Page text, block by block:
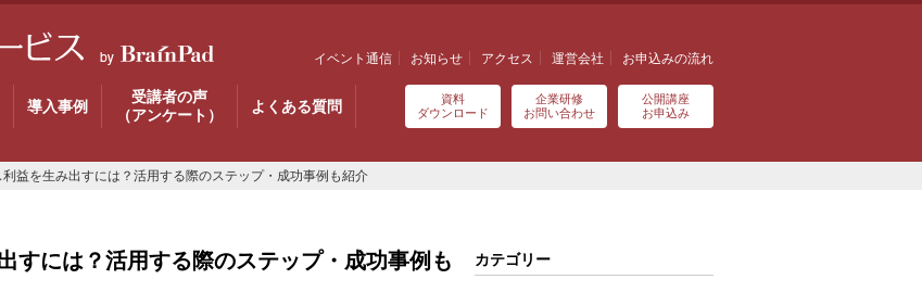
イベント通信 お知らせ アクセス 運営会社 お申込みの流れ
導入事例
受講者の声
（アンケート）
よくある質問
資料
ダウンロード
企業研修
お問い合わせ
公開講座
お申込み
益を生み出すには？活用する際のステップ・成功事例も紹介
すには？活用する際のステップ・成功事例も
カテゴリー